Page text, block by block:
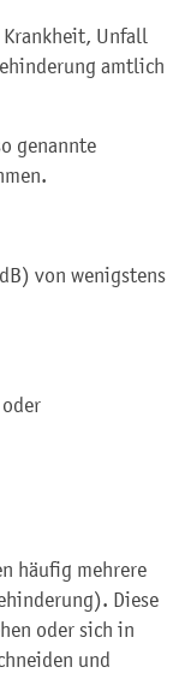
Krankheit, Unfall
amtlich
genannte
von wenigstens
häufig mehrere
Diese
oder sich in
und